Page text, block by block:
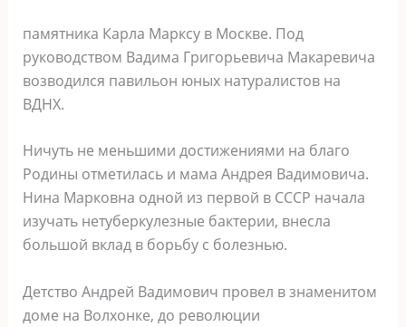
памятника Карла Марксу в Москве. Под
руководством Вадима Григорьевича Макаревича
возводился павильон юных натуралистов на
ВДНХ.
Ничуть не меньшими достижениями на благо
Родины отметилась и мама Андрея Вадимовича.
Нина Марковна одной из первой в СССР начала
изучать нетуберкулезные бактерии, внесла
большой вклад в борьбу с болезнью.
Детство Андрей Вадимович провел в знаменитом
доме на Волхонке, до революции